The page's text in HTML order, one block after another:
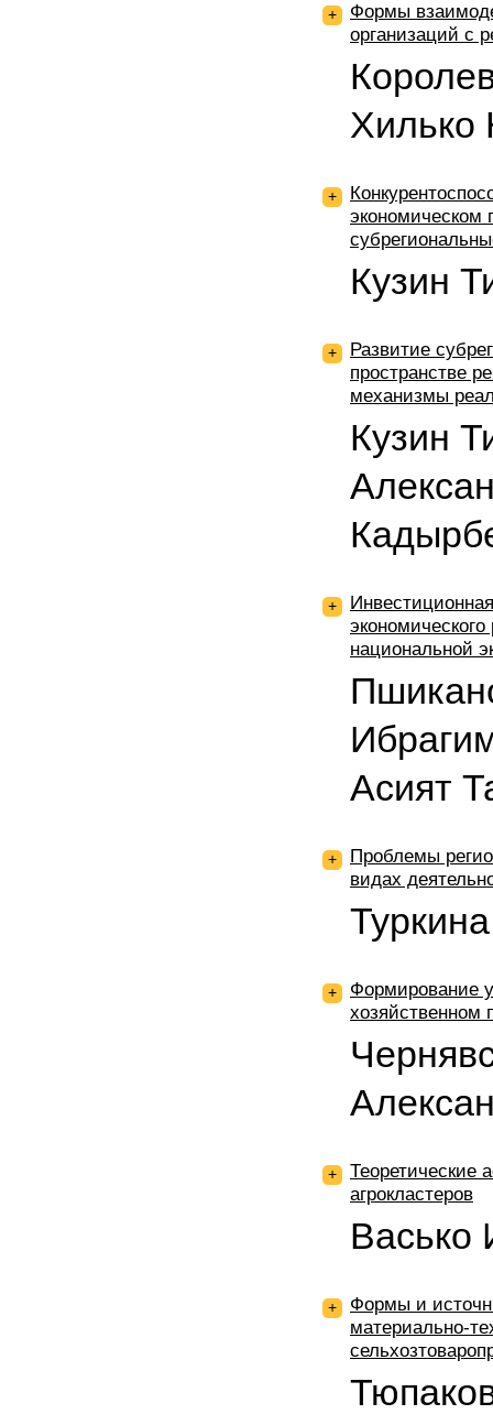
+
Формы
организаций с
Хилько
+
экономическом
Кузин
+
Развитие
пространстве
механизмы
Кузин
+
национальной
Асият
+
Проблемы
видах
+
Формирование
хозяйственном
+
Теоретические
агрокластеров
Васько
+
Формы и
материально-